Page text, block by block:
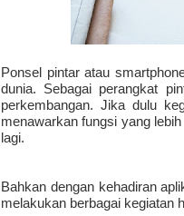
Ponsel pintar atau
dunia. Sebagai perangkat
perkembangan. Jika dulu
menawarkan fungsi yang
lagi.
Bahkan dengan kehadiran
melakukan berbagai kegiatan